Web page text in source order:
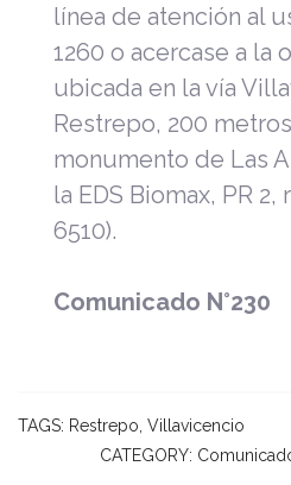
línea de atención al
1260 o acercase a la
ubicada en la vía
Restrepo, 200
monumento de Las
la EDS Biomax, PR 2,
6510).
Comunicado N°230
TAGS: Restrepo Villavicencio
CATEGORY: